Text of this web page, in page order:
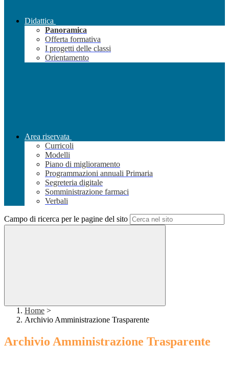
Didattica
Panoramica
Offerta formativa
I progetti delle classi
Orientamento
Area riservata
Curricoli
Modelli
Piano di miglioramento
Programmazioni annuali Primaria
Segreteria digitale
Somministrazione farmaci
Verbali
Campo di ricerca per le pagine del sito
Home >
Archivio Amministrazione Trasparente
Archivio Amministrazione Trasparente